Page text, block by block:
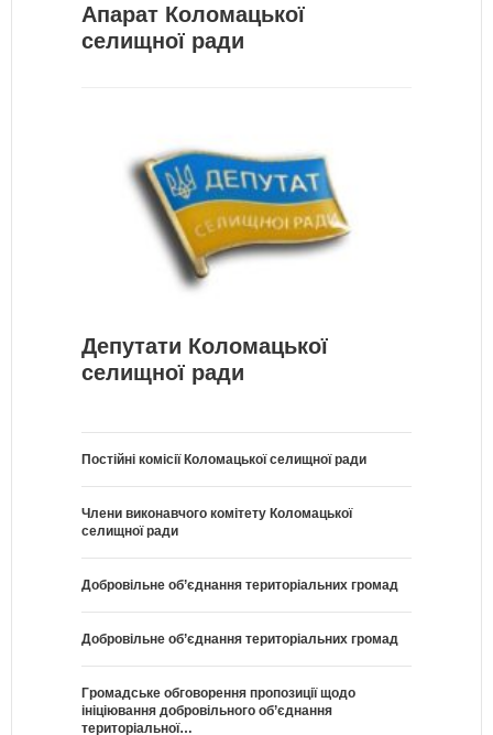
Апарат Коломацької
селищної ради
Депутати Коломацької
селищної ради
Постійні комісії Коломацької селищної ради
Члени виконавчого комітету Коломацької
селищної ради
Добровільне об’єднання територіальних громад
Добровільне об’єднання територіальних громад
Громадське обговорення пропозиції щодо
ініціювання добровільного об’єднання
територіальної…